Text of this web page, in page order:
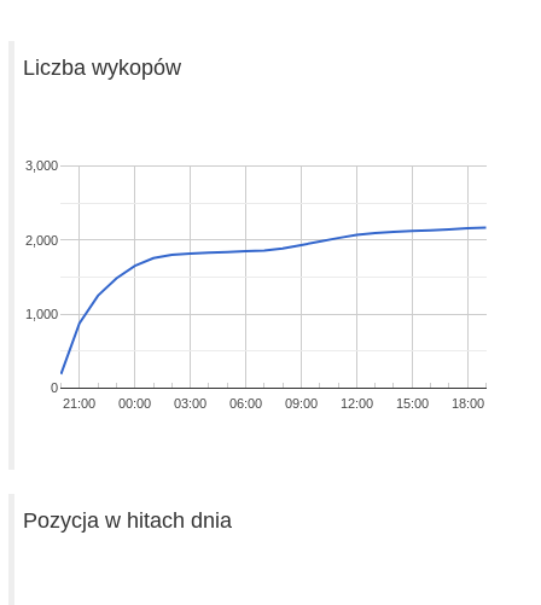
Liczba wykopów
21:00 00:00 03:00 06:00 09:00 12:00 15:00 18:00
0
1,000
2,000
3,000
Pozycja w hitach dnia